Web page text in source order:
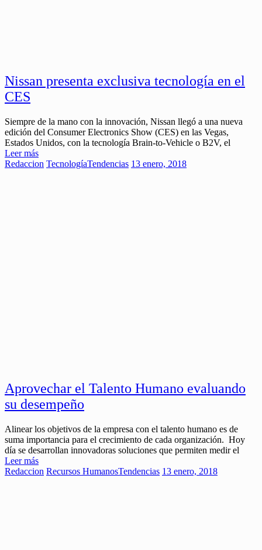
Nissan presenta exclusiva tecnología en el
CES
Siempre de la mano con la innovación, Nissan llegó a una nueva
edición del Consumer Electronics Show (CES) en las Vegas,
Estados Unidos, con la tecnología Brain-to-Vehicle o B2V, el
Leer más
Redaccion TecnologíaTendencias 13 enero, 2018
Aprovechar el Talento Humano evaluando
su desempeño
Alinear los objetivos de la empresa con el talento humano es de
suma importancia para el crecimiento de cada organización. Hoy
día se desarrollan innovadoras soluciones que permiten medir el
Leer más
Redaccion Recursos HumanosTendencias 13 enero, 2018